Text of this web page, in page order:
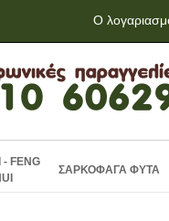
Ο
- FENG
ΣΑΡΚΟΦΑΓΑ ΦΥΤΑ